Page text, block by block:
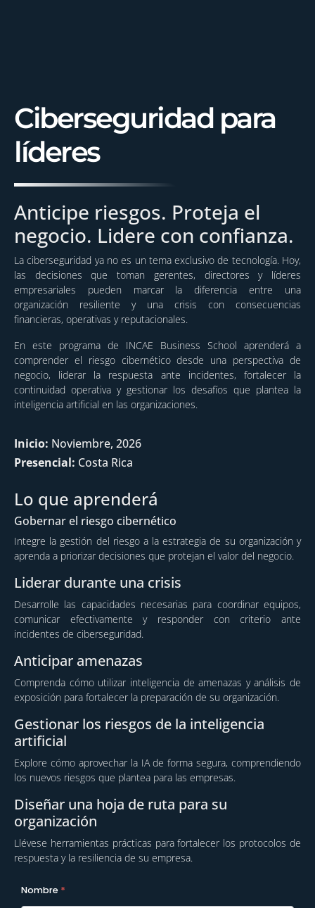
Ciberseguridad para
líderes
Anticipe riesgos. Proteja el
negocio. Lidere con confianza.
La ciberseguridad ya no es un tema exclusivo de tecnología. Hoy,
las decisiones que toman gerentes, directores y líderes
empresariales pueden marcar la diferencia entre una
organización resiliente y una crisis con consecuencias
financieras, operativas y reputacionales.
En este programa de INCAE Business School aprenderá a
comprender el riesgo cibernético desde una perspectiva de
negocio, liderar la respuesta ante incidentes, fortalecer la
continuidad operativa y gestionar los desafíos que plantea la
inteligencia artificial en las organizaciones.
Inicio: Noviembre, 2026
Presencial: Costa Rica
Lo que aprenderá
Gobernar el riesgo cibernético
Integre la gestión del riesgo a la estrategia de su organización y
aprenda a priorizar decisiones que protejan el valor del negocio.
Liderar durante una crisis
Desarrolle las capacidades necesarias para coordinar equipos,
comunicar efectivamente y responder con criterio ante
incidentes de ciberseguridad.
Anticipar amenazas
Comprenda cómo utilizar inteligencia de amenazas y análisis de
exposición para fortalecer la preparación de su organización.
Gestionar los riesgos de la inteligencia
artificial
Explore cómo aprovechar la IA de forma segura, comprendiendo
los nuevos riesgos que plantea para las empresas.
Diseñar una hoja de ruta para su
organización
Llévese herramientas prácticas para fortalecer los protocolos de
respuesta y la resiliencia de su empresa.
A2026 -
Nombre *